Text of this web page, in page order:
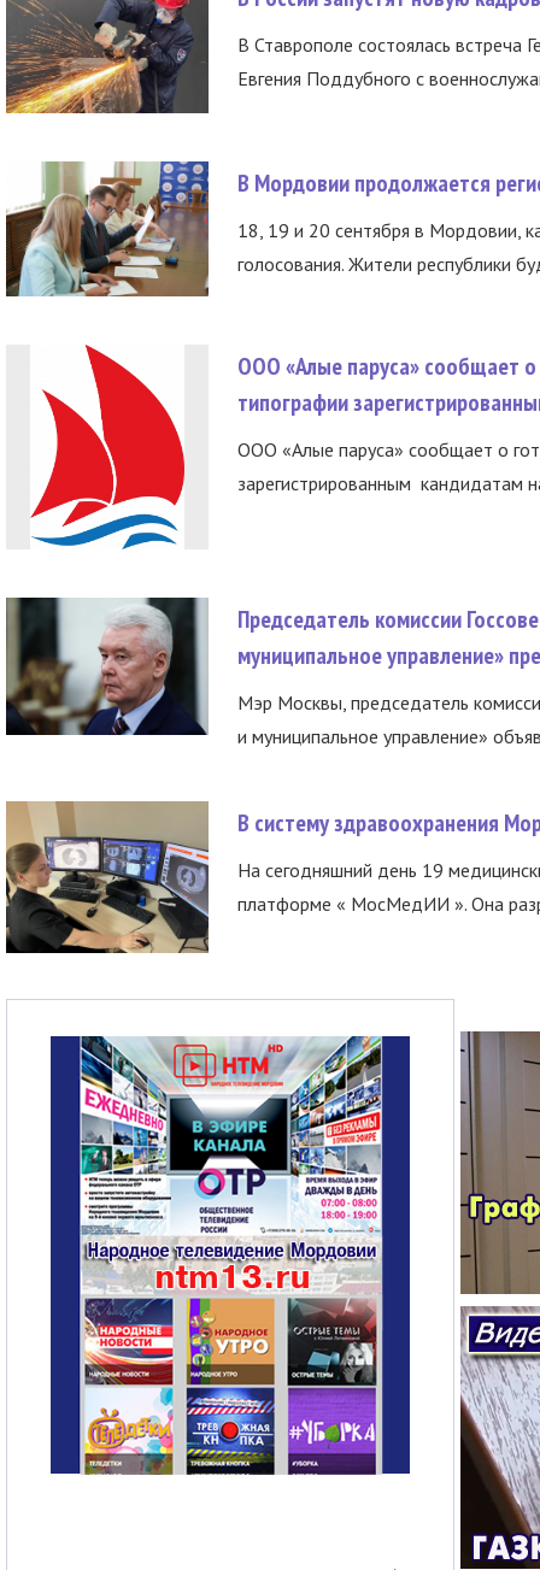
В Ставрополе состоялась встреча
Евгения Поддубного с
В Мордовии продолжается
18, 19 и 20 сентября в Мордовии,
голосования. Жители республики
ООО «Алые паруса» сообщает о
типографии
ООО «Алые паруса» сообщает о
зарегистрированным кандидатам
Председатель комиссии
муниципальное управление»
Мэр Москвы, председатель
и муниципальное управление»
В систему здравоохранения
На сегодняшний день 19
платформе « МосМедИИ ». Она